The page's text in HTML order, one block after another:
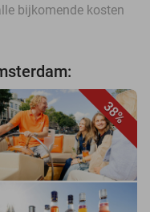
bijkomende kosten
38%